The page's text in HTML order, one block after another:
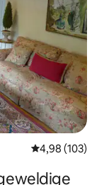
Gemiddelde
4,98 (103)